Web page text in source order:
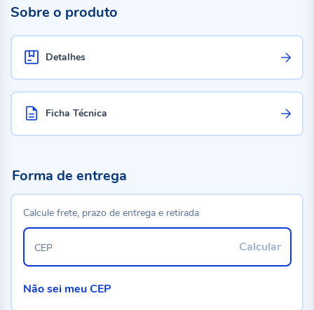
Sobre o produto
Detalhes
Ficha Técnica
Forma de entrega
Calcule frete, prazo de entrega e retirada
Calcular
CEP
Não sei meu CEP